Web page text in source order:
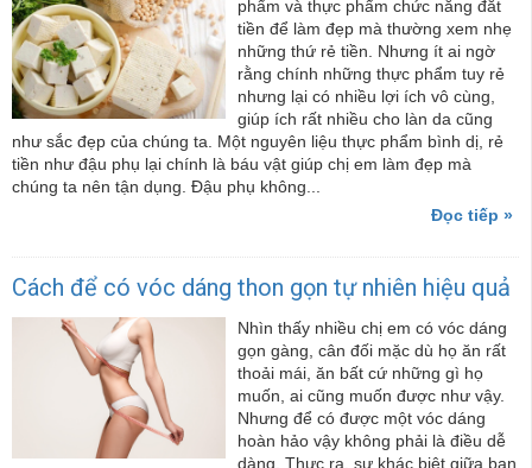
phẩm và thực phẩm chức năng đắt
tiền để làm đẹp mà thường xem nhẹ
những thứ rẻ tiền. Nhưng ít ai ngờ
rằng chính những thực phẩm tuy rẻ
nhưng lại có nhiều lợi ích vô cùng,
giúp ích rất nhiều cho làn da cũng
như sắc đẹp của chúng ta. Một nguyên liệu thực phẩm bình dị, rẻ
tiền như đậu phụ lại chính là báu vật giúp chị em làm đẹp mà
chúng ta nên tận dụng. Đậu phụ không...
Đọc tiếp »
Cách để có vóc dáng thon gọn tự nhiên hiệu quả
Nhìn thấy nhiều chị em có vóc dáng
gọn gàng, cân đối mặc dù họ ăn rất
thoải mái, ăn bất cứ những gì họ
muốn, ai cũng muốn được như vậy.
Nhưng để có được một vóc dáng
hoàn hảo vậy không phải là điều dễ
dàng. Thực ra, sự khác biệt giữa bạn